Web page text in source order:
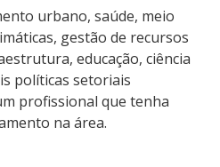
Seletivos
urbano, saúde, meio
gestão de recursos
educação, ciência
políticas setoriais
profissional que tenha
na área.